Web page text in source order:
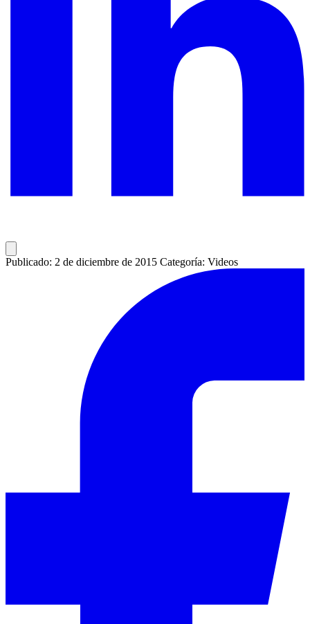
Publicado: 2 de diciembre de 2015 Categoría: Videos